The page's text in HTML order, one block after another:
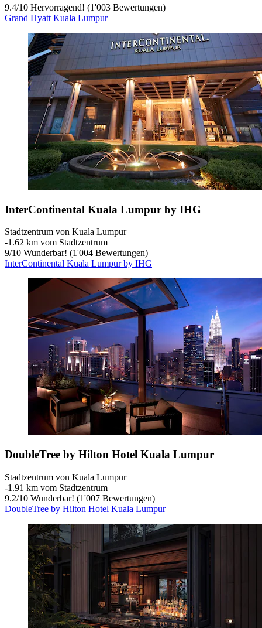
9.4/10 Hervorragend! (1'003 Bewertungen)
Grand Hyatt Kuala Lumpur
InterContinental Kuala Lumpur by IHG
Stadtzentrum von Kuala Lumpur
‐1.62 km vom Stadtzentrum
9/10 Wunderbar! (1'004 Bewertungen)
InterContinental Kuala Lumpur by IHG
DoubleTree by Hilton Hotel Kuala Lumpur
Stadtzentrum von Kuala Lumpur
‐1.91 km vom Stadtzentrum
9.2/10 Wunderbar! (1'007 Bewertungen)
DoubleTree by Hilton Hotel Kuala Lumpur